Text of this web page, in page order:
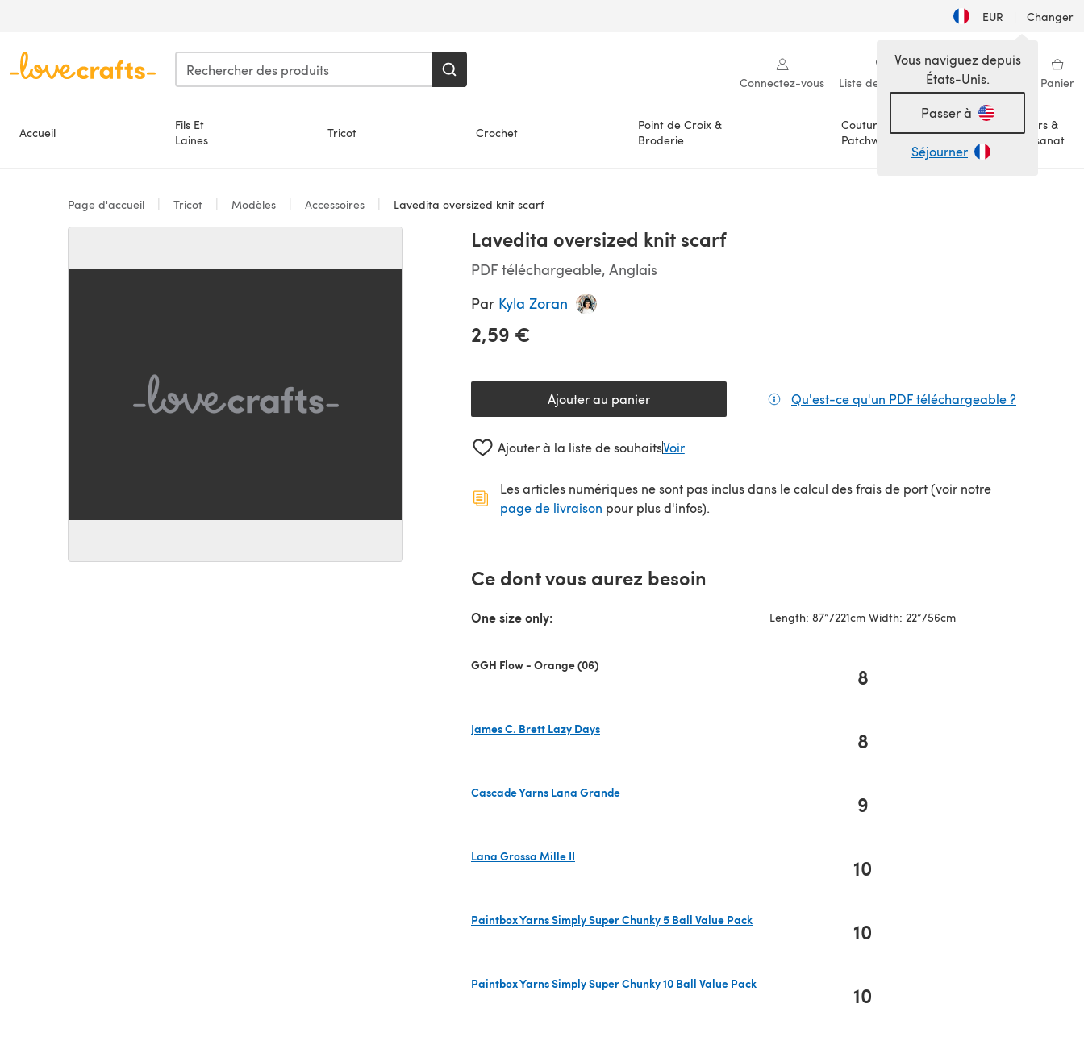
EUR | Changer
Connectez-vous Liste de souhaits Ma bibliothèque Panier
Accueil
Fils Et
Laines
Tricot Crochet
Point de Croix &
Broderie
Couture &
Patchwork
Loisirs &
Artisanat
Vous naviguez depuis
États-Unis.
Passer à
Séjourner
Page d'accueil Tricot Modèles Accessoires Lavedita oversized knit scarf
Lavedita oversized knit scarf
PDF téléchargeable, Anglais
Par Kyla Zoran
2,59 €
Ajouter au panier Qu'est-ce qu'un PDF téléchargeable ?
Ajouter à la liste de souhaitsVoir
Les articles numériques ne sont pas inclus dans le calcul des frais de port (voir notre
page de livraison (s'ouvre dans un nouvel onglet)
pour plus d'infos).
Ce dont vous aurez besoin
One size only: Length: 87”/221cm Width: 22”/56cm
GGH Flow - Orange (06) 8
James C. Brett Lazy Days
8
Cascade Yarns Lana Grande
9
Lana Grossa Mille II
10
Paintbox Yarns Simply Super Chunky 5 Ball Value Pack
10
Paintbox Yarns Simply Super Chunky 10 Ball Value Pack
10